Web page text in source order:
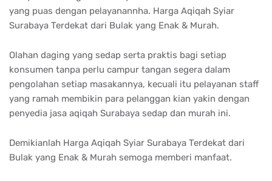
yang puas dengan pelayanannha. Harga Aqiqah Syiar
Surabaya Terdekat dari Bulak yang Enak & Murah.
Olahan daging yang sedap serta praktis bagi setiap
konsumen tanpa perlu campur tangan segera dalam
pengolahan setiap masakannya, kecuali itu pelayanan staff
yang ramah membikin para pelanggan kian yakin dengan
penyedia jasa aqiqah Surabaya sedap dan murah ini.
Demikianlah Harga Aqiqah Syiar Surabaya Terdekat dari
Bulak yang Enak & Murah semoga memberi manfaat.